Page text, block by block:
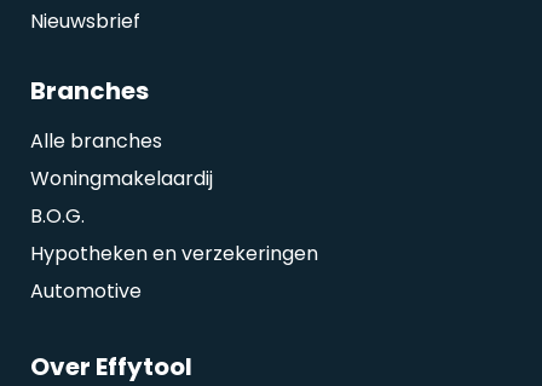
Nieuwsbrief
Branches
Alle branches
Woningmakelaardij
B.O.G.
Hypotheken en verzekeringen
Automotive
Over Effytool